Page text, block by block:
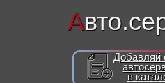
А
Добавляй
в